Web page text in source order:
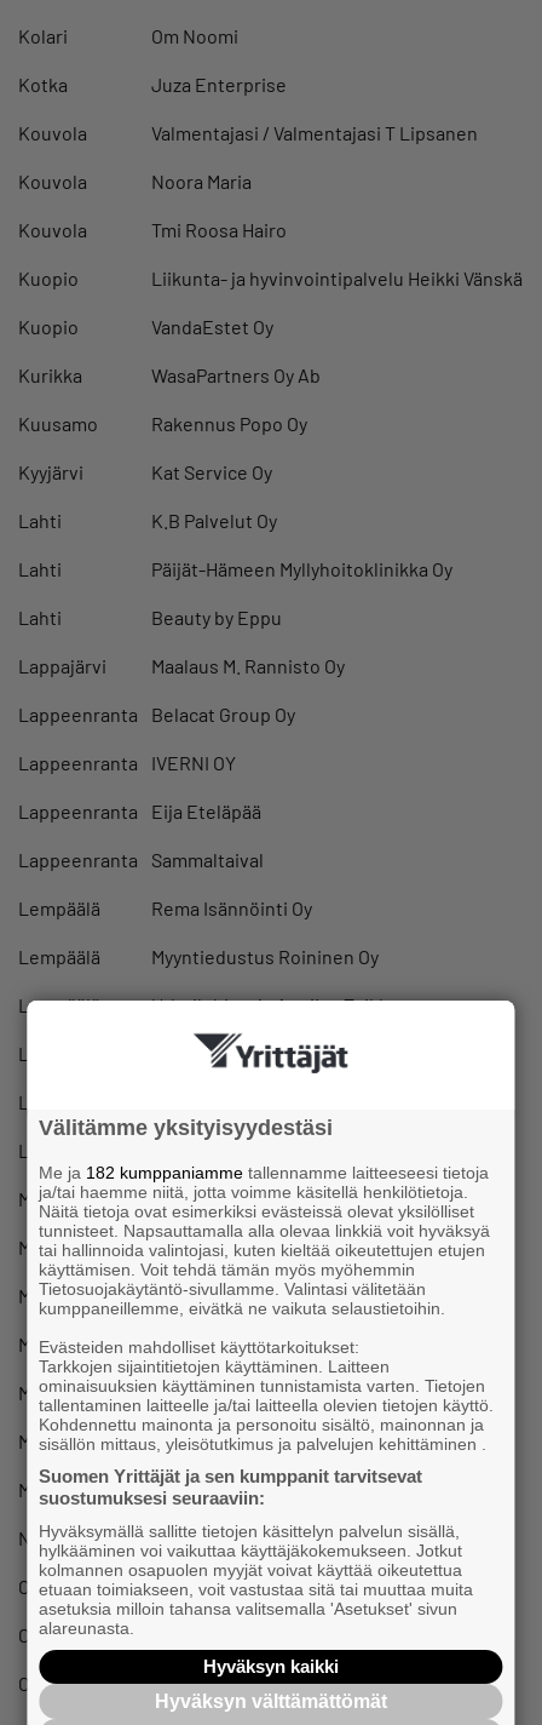
Kolari Om Noomi
Kotka Juza Enterprise
Kouvola Valmentajasi / Valmentajasi T Lipsanen
Kouvola Noora Maria
Kouvola Tmi Roosa Hairo
Kuopio Liikunta- ja hyvinvointipalvelu Heikki Vänskä
Kuopio VandaEstet Oy
Kurikka WasaPartners Oy Ab
Kuusamo Rakennus Popo Oy
Kyyjärvi Kat Service Oy
Lahti K.B Palvelut Oy
Lahti Päijät-Hämeen Myllyhoitoklinikka Oy
Lahti Beauty by Eppu
Lappajärvi Maalaus M. Rannisto Oy
Lappeenranta Belacat Group Oy
Lappeenranta IVERNI OY
Lappeenranta Eija Eteläpää
Lappeenranta Sammaltaival
Lempäälä Rema Isännöinti Oy
Lempäälä Myyntiedustus Roininen Oy
Lempäälä Urheiluhieroja Anniina Toikka
Lieto Second Aid OY
Lohja
Lohja
Maarianhamina Future Frame Consulting
Maarianhamina ULD ab
Masku Emporium Caritas Oy
Mikkeli Tilausliikenne Himanen Oy
Mikkeli AS-Sähkö-Palvelu Oy
Mikkeli MammaMiija
Mänttä-VilppulaKäpit tmi
Nokia Tmi Jambe
Orimattila Tmi Jarkko Törmänen
Orivesi
Oulainen Tuomon Laite&Rengas Tmi
Välitämme yksityisyydestäsi
Me ja 182 kumppaniamme tallennamme laitteeseesi tietoja
ja/tai haemme niitä, jotta voimme käsitellä henkilötietoja.
Näitä tietoja ovat esimerkiksi evästeissä olevat yksilölliset
tunnisteet. Napsauttamalla alla olevaa linkkiä voit hyväksyä
tai hallinnoida valintojasi, kuten kieltää oikeutettujen etujen
käyttämisen. Voit tehdä tämän myös myöhemmin
Tietosuojakäytäntö-sivullamme. Valintasi välitetään
kumppaneillemme, eivätkä ne vaikuta selaustietoihin.
Evästeiden mahdolliset käyttötarkoitukset:
Tarkkojen sijaintitietojen käyttäminen. Laitteen
ominaisuuksien käyttäminen tunnistamista varten. Tietojen
tallentaminen laitteelle ja/tai laitteella olevien tietojen käyttö.
Kohdennettu mainonta ja personoitu sisältö, mainonnan ja
sisällön mittaus, yleisötutkimus ja palvelujen kehittäminen .
Suomen Yrittäjät ja sen kumppanit tarvitsevat
suostumuksesi seuraaviin:
Hyväksymällä sallitte tietojen käsittelyn palvelun sisällä,
hylkääminen voi vaikuttaa käyttäjäkokemukseen. Jotkut
kolmannen osapuolen myyjät voivat käyttää oikeutettua
etuaan toimiakseen, voit vastustaa sitä tai muuttaa muita
asetuksia milloin tahansa valitsemalla 'Asetukset' sivun
alareunasta.
Hyväksyn kaikki
Hyväksyn välttämättömät